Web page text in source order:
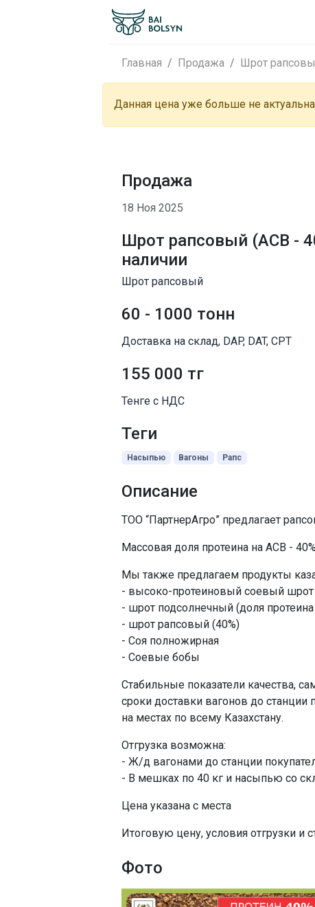
Главная Продажа Шрот
Данная цена уже больше не
Продажа
18 Ноя 2025
Шрот рапсовый (АСВ -
наличии
Шрот рапсовый
60 - 1000 тонн
Доставка на склад, DAP, DAT, CPT
155 000 тг
Тенге с НДС
Теги
Насыпью Вагоны Рапс
Описание
ТОО “ПартнерАгро” предлагает
Массовая доля протеина на АСВ -
Мы также предлагаем продукты
- высоко-протеиновый соевый шрот
- шрот подсолнечный (доля
- шрот рапсовый (40%)
- Соя полножирная
- Соевые бобы
Стабильные показатели качества,
сроки доставки вагонов до станции
на местах по всему Казахстану.
Отгрузка возможна:
- Ж/д вагонами до станции
- В мешках по 40 кг и насыпью со
Цена указана с места
Итоговую цену, условия отгрузки и
Фото